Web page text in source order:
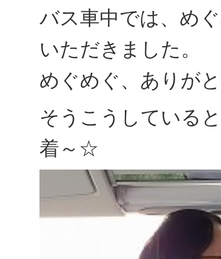
バス車中では、め
いただきました。
めぐめぐ、ありが
そうこうしている
着～☆